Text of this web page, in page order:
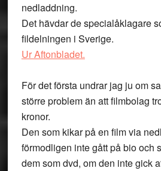
nedladdning.
Det hävdar de specialåklagare
fildelningen i Sverige.
Ur Aftonbladet.
För det första undrar jag ju om
större problem än att filmbolag
kronor.
Den som kikar på en film via
förmodligen inte gått på bio och
dem som dvd, om den inte gick